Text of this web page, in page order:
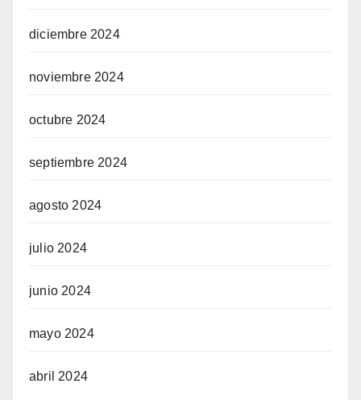
diciembre 2024
noviembre 2024
octubre 2024
septiembre 2024
agosto 2024
julio 2024
junio 2024
mayo 2024
abril 2024